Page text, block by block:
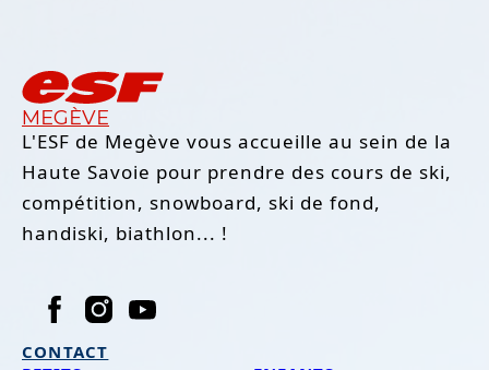
MEGÈVE
L'ESF de Megève vous accueille au sein de la
Haute Savoie pour prendre des cours de ski,
compétition, snowboard, ski de fond,
handiski, biathlon... !
CONTACT